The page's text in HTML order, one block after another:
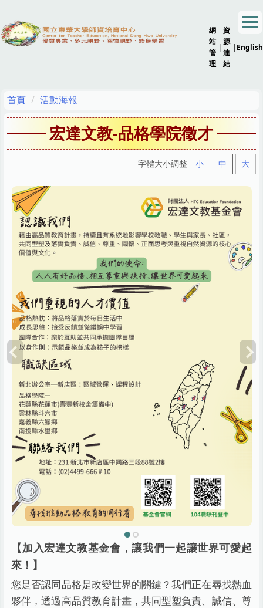
到
主
要
網
站
管
理
|
資
源
連
結
| English
首頁 活動海報
宏達文教-品格學院徵才
字體大小調整 小 中 大
【加入宏達文教基金會，讓我們一起讓世界可愛起
來！】
您是否認同品格是改變世界的關鍵？我們正在尋找熱血
夥伴，透過高品質教育計畫，共同型塑負責、誠信、尊